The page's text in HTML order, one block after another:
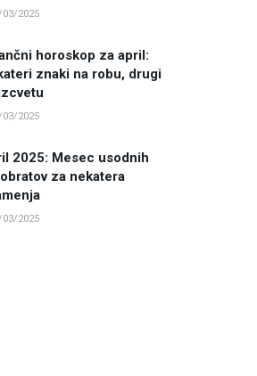
03/2025
horoskop za april:
znaki na robu, drugi
03/2025
2025: Mesec usodnih
za nekatera
03/2025